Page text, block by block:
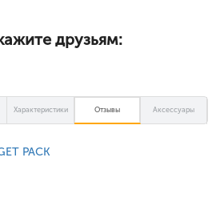
друзьям:
Характеристики Отзывы Аксессуары
PACK